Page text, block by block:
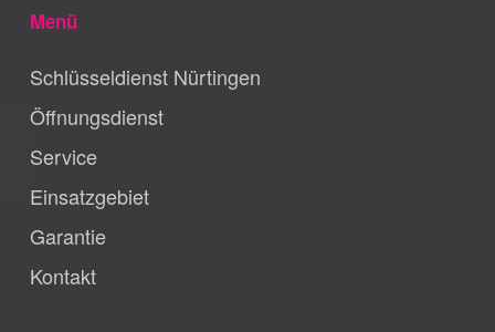
Menü
Schlüsseldienst Nürtingen
Öffnungsdienst
Service
Einsatzgebiet
Garantie
Kontakt